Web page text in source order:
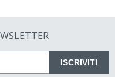
ISCRIVITI